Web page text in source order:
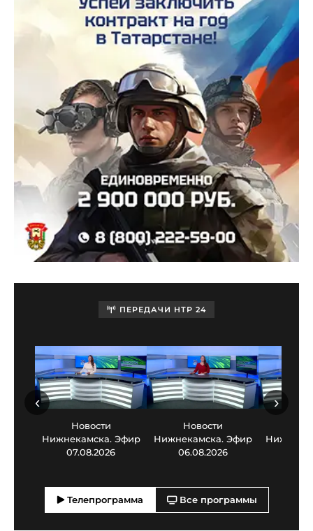
ПЕРЕДАЧИ НТР 24
Новости
Нижнекамска. Эфир
07.08.2026
Новости
Нижнекамска. Эфир
06.08.2026
‹ ›
Телепрограмма Все программы